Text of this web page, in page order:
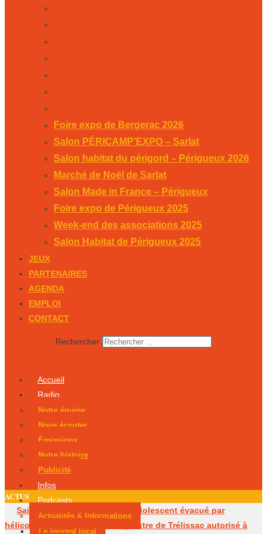
Foire expo de Bergerac 2026
Salon PÉRICAMP’EXPO – Sarlat
Salon habitat du périgord – Périgueux 2026
Marché de Noël de Sarlat
Salon Made in France – Périgueux
Foire expo de Périgueux 2025
Week-end des associations 2025
Salon Habitat de Périgueux 2025
JEUX
PARTENAIRES
AGENDA
EMPLOI
CONTACT
Rechercher
Accueil
Radio
Notre équipe
Nous écouter
Émissions
Notre histoire
Publicité
Infos
Podcasts
Actualités & Informations
Le journal local
ACTUS
Saint-Martial-de-Valette : un adolescent évacué par
hélicoptère
Le centre équestre de Trélissac autorisé à